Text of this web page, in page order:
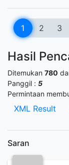
1 2 3
Hasil
Ditemukan 780
Panggil : 5
Permintaan
XML Result
Saran